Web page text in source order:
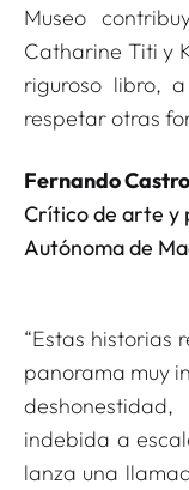
Museo
Catharine Titi y
riguroso libro,
respetar otras
Fernando
Crítico de arte y
Autónoma de
“Estas historias
panorama muy
indebida a
lanza una